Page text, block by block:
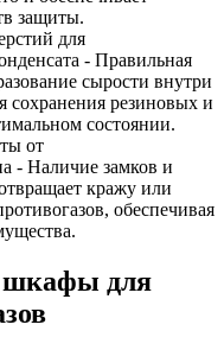
защиты.
для
- Правильная
сырости внутри
сохранения резиновых и
состоянии.
от
- Наличие замков и
кражу или
обеспечивая
шкафы для